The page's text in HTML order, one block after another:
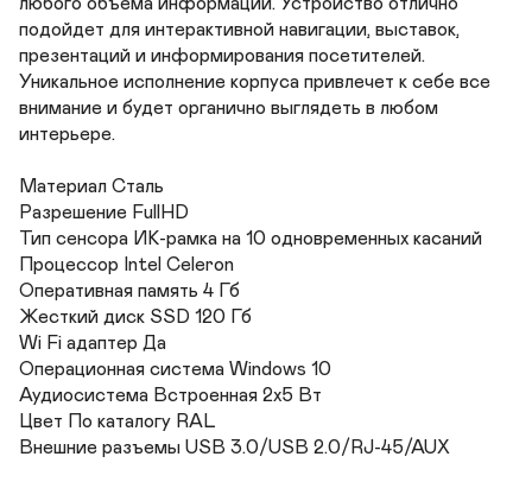
подойдет для интерактивной навигации, выставок,
презентаций и информирования посетителей.
Уникальное исполнение корпуса привлечет к себе все
внимание и будет органично выглядеть в любом
интерьере.
Материал Сталь
Разрешение FullHD
Тип сенсора ИК-рамка на 10 одновременных касаний
Процессор Intel Celeron
Оперативная память 4 Гб
Жесткий диск SSD 120 Гб
Wi Fi адаптер Да
Операционная система Windows 10
Аудиосистема Встроенная 2х5 Вт
Цвет По каталогу RAL
Внешние разъемы USB 3.0/USB 2.0/RJ-45/AUX